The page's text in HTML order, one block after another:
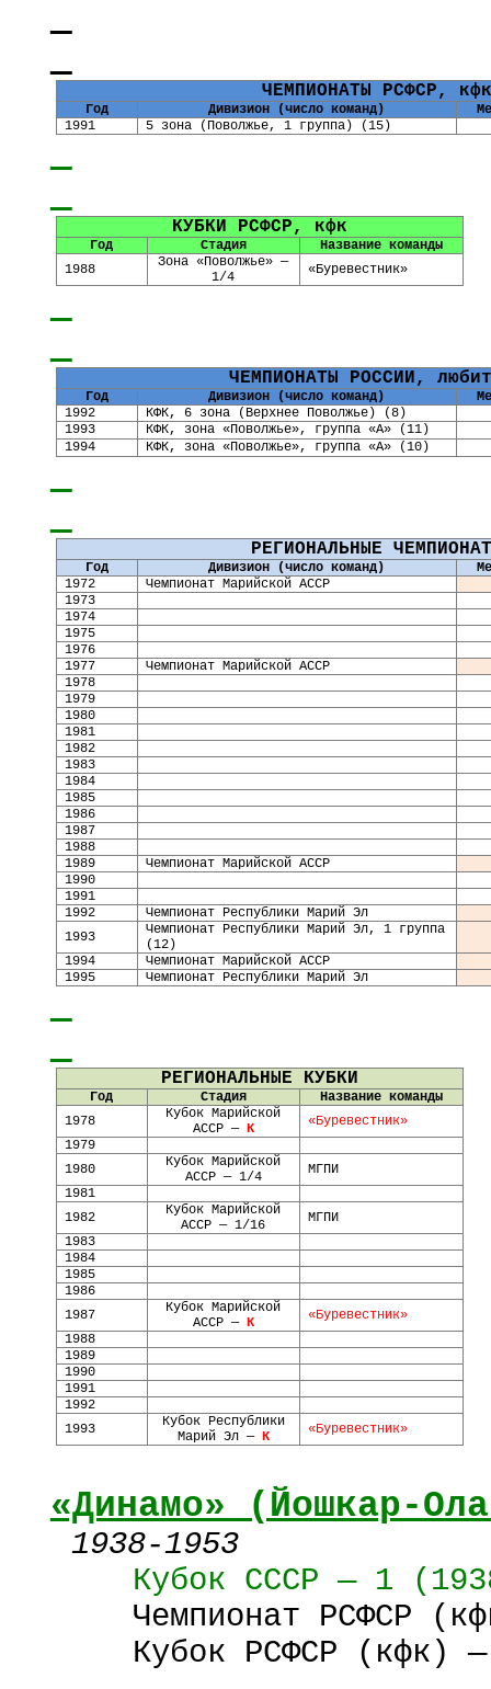
ЧЕМПИОНАТЫ РСФСР,
Год Дивизион (число команд)
1991
5 зона (Поволжье, 1 группа) (15)
КУБКИ РСФСР, кфк
Год Стадия
Название команды
1988
Зона «Поволжье» —
1/4
«Буревестник»
ЧЕМПИОНАТЫ РОССИИ,
Год Дивизион (число команд)
1992
КФК, 6 зона (Верхнее Поволжье) (8)
1993
КФК, зона «Поволжье», группа «А» (11)
1994
КФК, зона «Поволжье», группа «А» (10)
РЕГИОНАЛЬНЫЕ
Год Дивизион (число команд)
1972
Чемпионат Марийской АССР
1973
1974
1975
1976
1977
Чемпионат Марийской АССР
1978
1979
1980
1981
1982
1983
1984
1985
1986
1987
1988
1989
Чемпионат Марийской АССР
1990
1991
1992
Чемпионат Республики Марий Эл
1993
Чемпионат Республики Марий Эл, 1 группа
(12)
1994
Чемпионат Марийской АССР
1995
Чемпионат Республики Марий Эл
РЕГИОНАЛЬНЫЕ КУБКИ
Год Стадия
Название команды
1978
Кубок Марийской
АССР — К
«Буревестник»
1979
1980
Кубок Марийской
АССР — 1/4
МГПИ
1981
1982
Кубок Марийской
АССР — 1/16
МГПИ
1983
1984
1985
1986
1987
Кубок Марийской
АССР — К
«Буревестник»
1988
1989
1990
1991
1992
1993
Кубок Республики
Марий Эл — К «Буревестник»
«Динамо» (Йошкар-
1938-1953
Кубок СССР — 1
Чемпионат РСФСР
Кубок РСФСР (кфк)